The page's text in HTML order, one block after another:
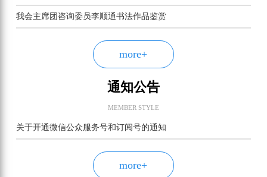
我会主席团咨询委员李顺通书法作品鉴赏
more+
通知公告
MEMBER STYLE
关于开通微信公众服务号和订阅号的通知
more+